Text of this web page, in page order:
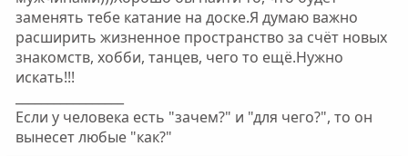
заменять тебе катание на доске.Я думаю важно
расширить жизненное пространство за счёт новых
знакомств, хобби, танцев, чего то ещё.Нужно
искать!!!
Если у человека есть "зачем?" и "для чего?", то он
вынесет любые "как?"